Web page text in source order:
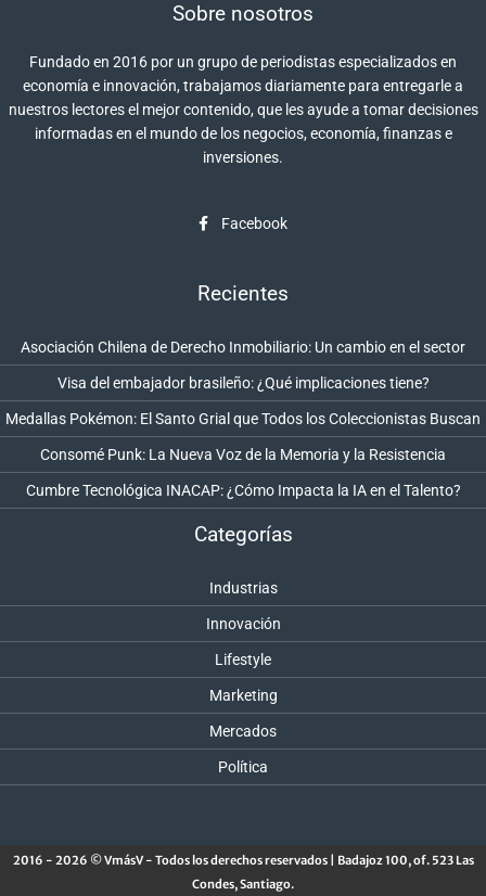
Sobre nosotros
Fundado en 2016 por un grupo de periodistas especializados en
economía e innovación, trabajamos diariamente para entregarle a
nuestros lectores el mejor contenido, que les ayude a tomar decisiones
informadas en el mundo de los negocios, economía, finanzas e
inversiones.
Facebook
Recientes
Asociación Chilena de Derecho Inmobiliario: Un cambio en el sector
Visa del embajador brasileño: ¿Qué implicaciones tiene?
Medallas Pokémon: El Santo Grial que Todos los Coleccionistas Buscan
Consomé Punk: La Nueva Voz de la Memoria y la Resistencia
Cumbre Tecnológica INACAP: ¿Cómo Impacta la IA en el Talento?
Categorías
Industrias
Innovación
Lifestyle
Marketing
Mercados
Política
2016 - 2026 © VmásV - Todos los derechos reservados | Badajoz 100, of. 523 Las
Condes, Santiago.